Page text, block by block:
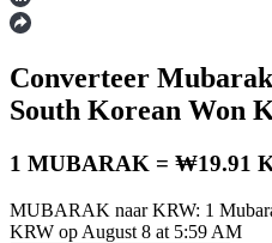
USDT-futures
Converteer Mubarak
South Korean Won
1 MUBARAK = ₩19.91
MUBARAK naar KRW: 1
KRW op August 8 at 5:59 AM